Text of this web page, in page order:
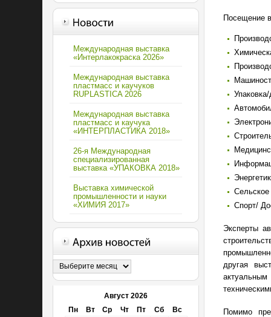
Международная выставка
«Интерлакокраска 2026»
Международная выставка
пластмасс и каучуков
RUPLASTICA 2026
Международная выставка
пластмасс и каучука
«ИНТЕРПЛАСТИКА 2018»
26-я Международная
специализированная
выставка «УПАКОВКА 2018»
Выставка химической
промышленности и науки
«ХИМИЯ 2017»
Август 2026
Пн
Вт Ср Чт Пт Сб Вс
Посещение
Сельское
Спорт/
Эксперты
другая
Помимо